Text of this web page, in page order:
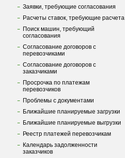
Заявки, требующие согласования
Расчеты ставок, требующие расчета
Поиск машин, требующий
согласования
Согласование договоров с
перевозчиками
Согласование договоров с
заказчиками
Просрочка по платежам
перевозчиков
Проблемы с документами
Ближайшие планируемые загрузки
Ближайшие планируемые выгрузки
Реестр платежей перевозчикам
Календарь задолженности
заказчиков